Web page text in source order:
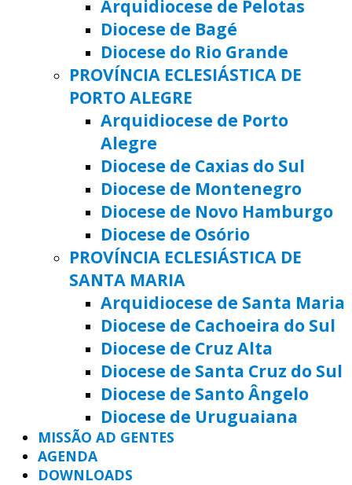
Arquidiocese de Pelotas
Diocese de Bagé
Diocese do Rio Grande
PROVÍNCIA ECLESIÁSTICA DE
PORTO ALEGRE
Arquidiocese de Porto
Alegre
Diocese de Caxias do Sul
Diocese de Montenegro
Diocese de Novo Hamburgo
Diocese de Osório
PROVÍNCIA ECLESIÁSTICA DE
SANTA MARIA
Arquidiocese de Santa Maria
Diocese de Cachoeira do Sul
Diocese de Cruz Alta
Diocese de Santa Cruz do Sul
Diocese de Santo Ângelo
Diocese de Uruguaiana
MISSÃO AD GENTES
AGENDA
DOWNLOADS